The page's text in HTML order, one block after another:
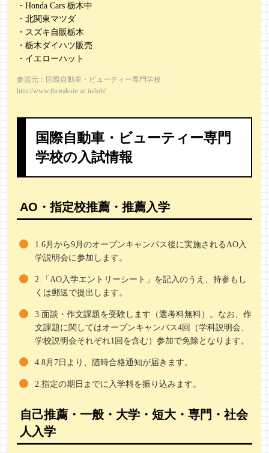
・Honda Cars 栃木中
・北関東マツダ
・スズキ自販栃木
・栃木ダイハツ販売
・イエローハット
参照元：国際自動車・ビューティー専門学校
http://www.tbcgakuin.ac.jp/job/
国際自動車・ビューティー専門
学校の入試情報
AO・指定校推薦・推薦入学
1.6月から9月のオープンキャンパス後に実施されるAO入
学説明会に参加します。
2.「AO入学エントリーシート」を記入のうえ、持参もし
くは郵送で提出します。
3.面談・作文課題を受験します（選考料無料）。なお、作
文課題に関してはオープンキャンパス4回（学科説明会、
学校説明会それぞれ1回を含む）参加で免除となります。
4.8月7日より、随時合格通知が届きます。
2.指定の期日までに入学料を振り込みます。
自己推薦・一般・大学・短大・専門・社会
人入学